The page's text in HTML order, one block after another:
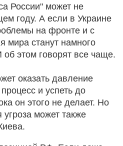
России" может не
году. А если в Украине
на фронте и с
мира станут намного
этом говорят все чаще.
оказать давление
и успеть до
он этого не делает. Но
может также